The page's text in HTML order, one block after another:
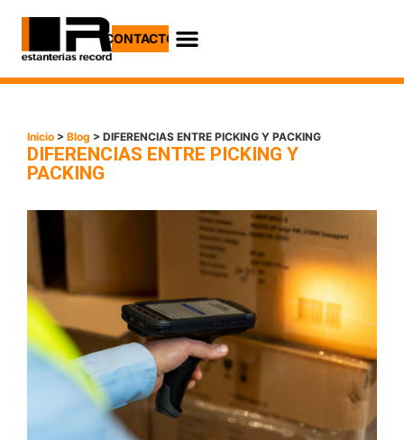
CONTACTO
Inicio > Blog > DIFERENCIAS ENTRE PICKING Y PACKING
DIFERENCIAS ENTRE PICKING Y
PACKING